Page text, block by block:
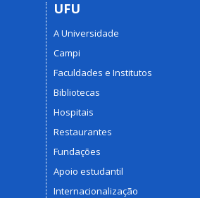
UFU
A Universidade
Campi
Faculdades e Institutos
Bibliotecas
Hospitais
Restaurantes
Fundações
Apoio estudantil
Internacionalização